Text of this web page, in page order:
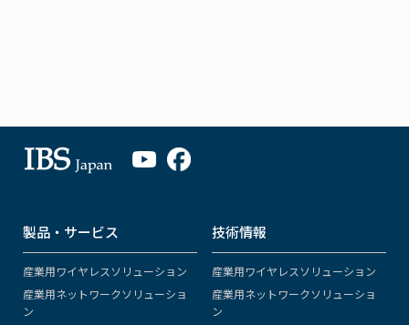
製品・サービス
産業用ワイヤレスソリューション
産業用ネットワークソリューショ
ン
技術情報
産業用ワイヤレスソリューション
産業用ネットワークソリューショ
ン